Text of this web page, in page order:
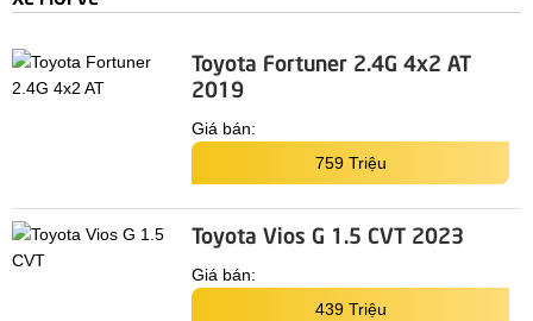
Toyota Fortuner 2.4G 4x2 AT
2019
Giá bán:
759 Triệu
Toyota Vios G 1.5 CVT 2023
Giá bán:
439 Triệu